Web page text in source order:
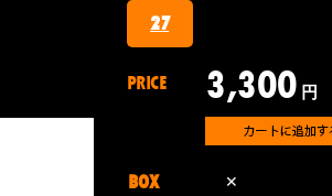
27
PRICE 3,300 円
BOX ✕